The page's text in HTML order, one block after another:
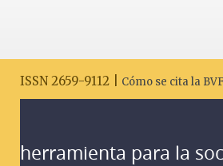
ISSN 2659-9112 | Cómo se cita la
herramienta para la